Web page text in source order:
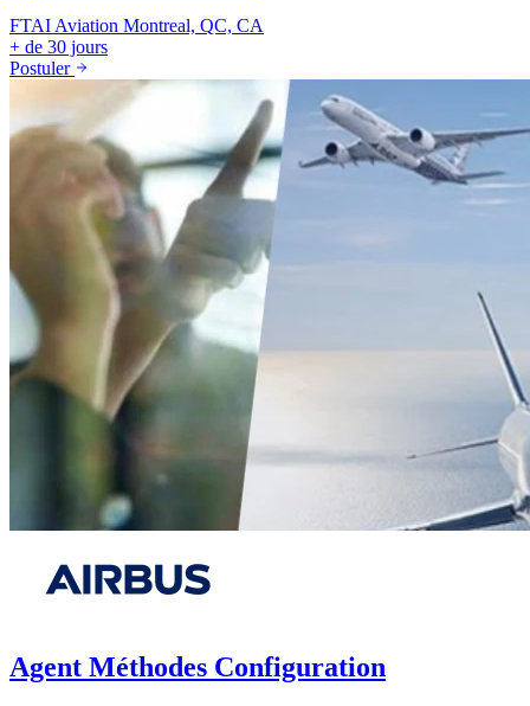
FTAI Aviation Montreal, QC, CA
+ de 30 jours
Postuler
Agent Méthodes Configuration